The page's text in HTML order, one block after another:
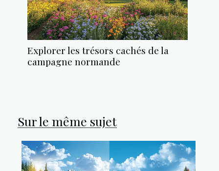
Explorer les trésors cachés de la
campagne normande
Sur le même sujet